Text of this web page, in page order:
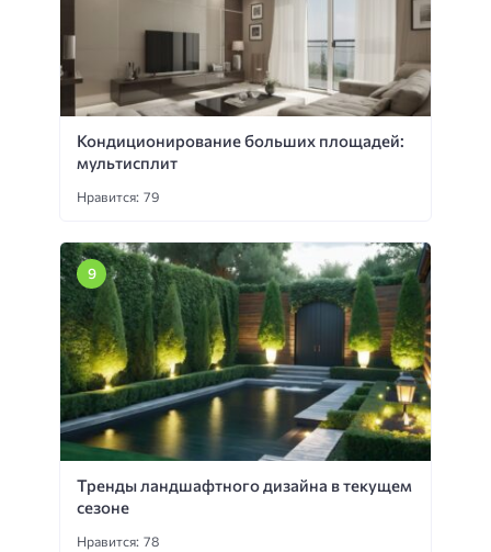
Кондиционирование больших площадей:
мультисплит
Нравится: 79
Тренды ландшафтного дизайна в текущем
сезоне
Нравится: 78